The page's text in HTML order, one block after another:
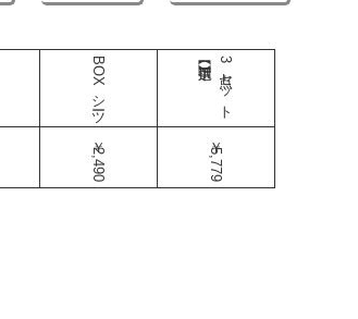
BOXシーツ
￥2,490
3点セット
￥5,779